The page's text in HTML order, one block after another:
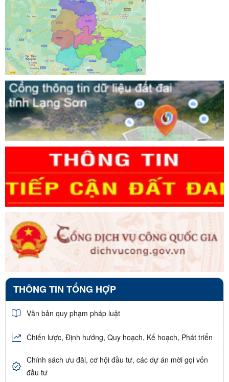
THÔNG TIN TỔNG HỢP
Văn bản quy phạm pháp luật
Chiến lược, Định hướng, Quy hoạch, Kế hoạch, Phát triển
Chính sách ưu đãi, cơ hội đầu tư, các dự án mời gọi vốn
đầu tư